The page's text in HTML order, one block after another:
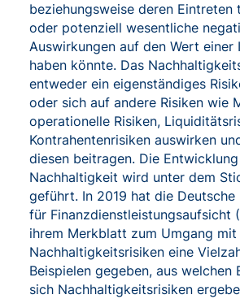
beziehungsweise deren Eintreten
oder potenziell wesentliche
Auswirkungen auf den Wert einer
haben könnte. Das
entweder ein eigenständiges
oder sich auf andere Risiken wie
operationelle Risiken,
Kontrahentenrisiken auswirken
diesen beitragen. Die
Nachhaltigkeit wird unter dem
geführt. In 2019 hat die Deutsche
für Finanzdienstleistungsaufsicht
ihrem Merkblatt zum Umgang mit
Nachhaltigkeitsrisiken eine
Beispielen gegeben, aus welchen
sich Nachhaltigkeitsrisiken